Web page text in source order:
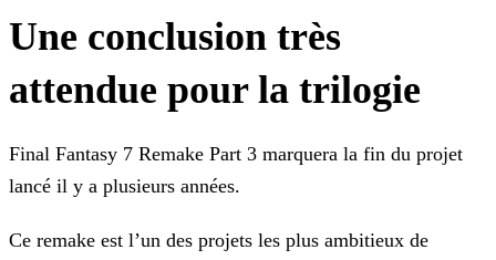
Une conclusion très
attendue pour la trilogie
Final Fantasy 7 Remake Part 3 marquera la fin du projet
lancé il y a plusieurs années.
Ce remake est l’un des projets les plus ambitieux de